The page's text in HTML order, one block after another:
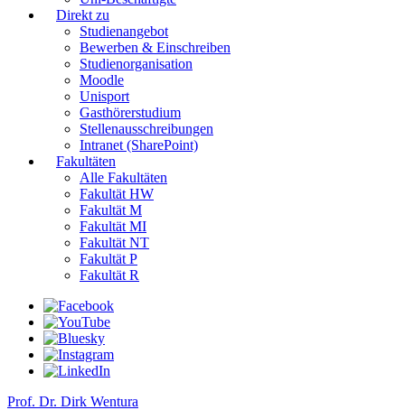
Direkt zu
Studienangebot
Bewerben & Einschreiben
Studienorganisation
Moodle
Unisport
Gasthörerstudium
Stellenausschreibungen
Intranet (SharePoint)
Fakultäten
Alle Fakultäten
Fakultät HW
Fakultät M
Fakultät MI
Fakultät NT
Fakultät P
Fakultät R
Prof. Dr. Dirk Wentura